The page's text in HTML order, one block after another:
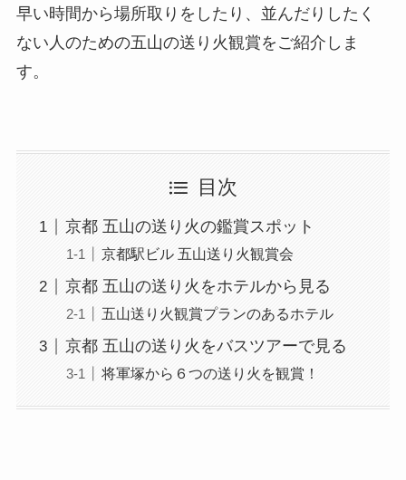
早い時間から場所取りをしたり、並んだりしたく
ない人のための五山の送り火観賞をご紹介しま
す。
目次
京都 五山の送り火の鑑賞スポット
京都駅ビル 五山送り火観賞会
京都 五山の送り火をホテルから見る
五山送り火観賞プランのあるホテル
京都 五山の送り火をバスツアーで見る
将軍塚から６つの送り火を観賞！